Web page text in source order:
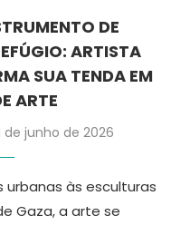
DE
ARTISTA
SUA TENDA EM
ARTE
de junho de 2026
às esculturas
Gaza, a arte se